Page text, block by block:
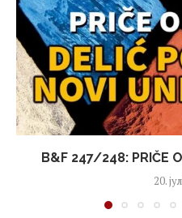
B&F 247/248: PRIČE
20.